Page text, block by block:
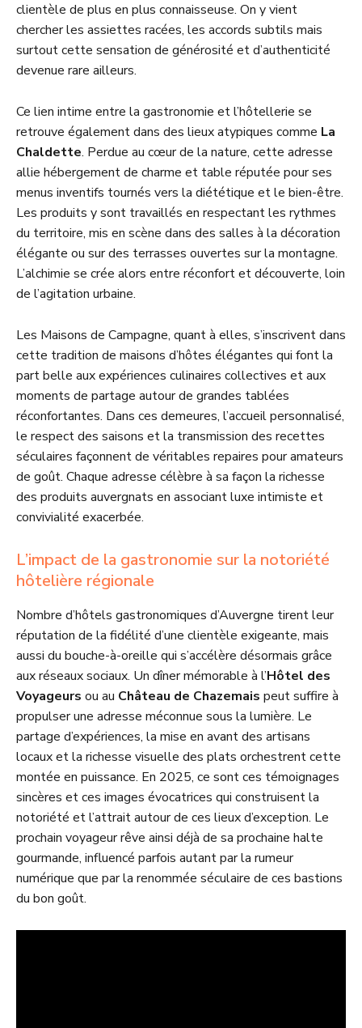
clientèle de plus en plus connaisseuse. On y vient
chercher les assiettes racées, les accords subtils mais
surtout cette sensation de générosité et d’authenticité
devenue rare ailleurs.
Ce lien intime entre la gastronomie et l’hôtellerie se
retrouve également dans des lieux atypiques comme La
Chaldette. Perdue au cœur de la nature, cette adresse
allie hébergement de charme et table réputée pour ses
menus inventifs tournés vers la diététique et le bien-être.
Les produits y sont travaillés en respectant les rythmes
du territoire, mis en scène dans des salles à la décoration
élégante ou sur des terrasses ouvertes sur la montagne.
L’alchimie se crée alors entre réconfort et découverte, loin
de l’agitation urbaine.
Les Maisons de Campagne, quant à elles, s’inscrivent dans
cette tradition de maisons d’hôtes élégantes qui font la
part belle aux expériences culinaires collectives et aux
moments de partage autour de grandes tablées
réconfortantes. Dans ces demeures, l’accueil personnalisé,
le respect des saisons et la transmission des recettes
séculaires façonnent de véritables repaires pour amateurs
de goût. Chaque adresse célèbre à sa façon la richesse
des produits auvergnats en associant luxe intimiste et
convivialité exacerbée.
L’impact de la gastronomie sur la notoriété
hôtelière régionale
Nombre d’hôtels gastronomiques d’Auvergne tirent leur
réputation de la fidélité d’une clientèle exigeante, mais
aussi du bouche-à-oreille qui s’accélère désormais grâce
aux réseaux sociaux. Un dîner mémorable à l’Hôtel des
Voyageurs ou au Château de Chazemais peut suffire à
propulser une adresse méconnue sous la lumière. Le
partage d’expériences, la mise en avant des artisans
locaux et la richesse visuelle des plats orchestrent cette
montée en puissance. En 2025, ce sont ces témoignages
sincères et ces images évocatrices qui construisent la
notoriété et l’attrait autour de ces lieux d’exception. Le
prochain voyageur rêve ainsi déjà de sa prochaine halte
gourmande, influencé parfois autant par la rumeur
numérique que par la renommée séculaire de ces bastions
du bon goût.